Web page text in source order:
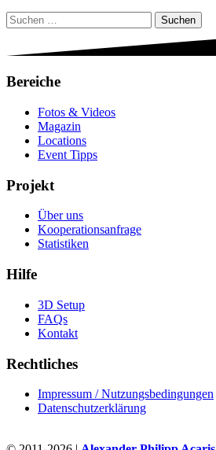
Suchen
nach:
Bereiche
Fotos & Videos
Magazin
Locations
Event Tipps
Projekt
Über uns
Kooperationsanfrage
Statistiken
Hilfe
3D Setup
FAQs
Kontakt
Rechtliches
Impressum / Nutzungsbedingungen
Datenschutzerklärung